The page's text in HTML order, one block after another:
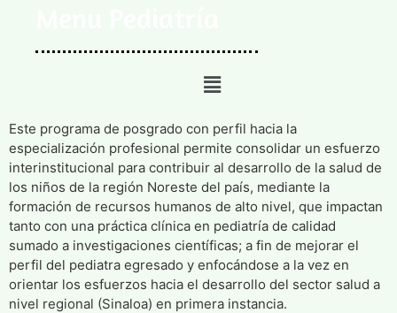
Este programa de posgrado con perfil hacia la
especialización profesional permite consolidar un esfuerzo
interinstitucional para contribuir al desarrollo de la salud de
los niños de la región Noreste del país, mediante la
formación de recursos humanos de alto nivel, que impactan
tanto con una práctica clínica en pediatría de calidad
sumado a investigaciones científicas; a fin de mejorar el
perfil del pediatra egresado y enfocándose a la vez en
orientar los esfuerzos hacia el desarrollo del sector salud a
nivel regional (Sinaloa) en primera instancia.